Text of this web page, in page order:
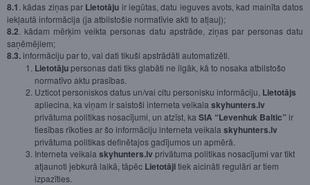
8.1 . kādas ziņas par Lietotāju ir iegūtas, datu ieguves avots, kad mainīta datos
iekļautā informācija (ja atbilstošie normatīvie akti to atļauj);
8.2 . kādam mērķim veikta personas datu apstrāde, ziņas par personas datu
saņēmējiem;
8.3.informāciju par to, vai dati tikuši apstrādāti automatizēti.
Lietotājupersonas dati tiks glabāti ne ilgāk, kā to nosaka atbilstošo
normatīvo aktu prasības.
Uzticot personiskos datus un/vai citu personisku informāciju, Lietotājs
apliecina, ka viņam ir saistoši interneta veikala skyhunters.lv
privātuma politikas nosacījumi, un atzīst, ka SIA “Levenhuk Baltic”ir
tiesības rīkoties ar šo informāciju interneta veikala skyhunters.lv
privātuma politikas definētajos gadījumos un apmērā.
Interneta veikala skyhunters.lvprivātuma politikas nosacījumi var tikt
atjaunoti jebkurā laikā, tāpēc Lietotājitiek aicināti regulāri ar tiem
izpazīties.